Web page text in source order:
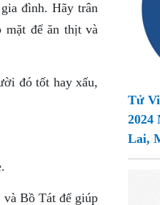
đình. Hãy trân
mặt để ăn thịt và
đó tốt hay xấu,
Bồ Tát để giúp
Tử
2024
Lai,